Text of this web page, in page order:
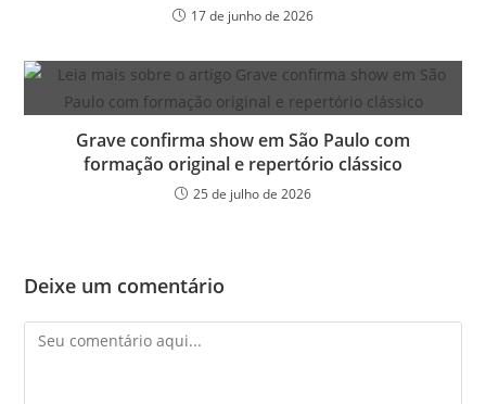
17 de junho de 2026
Grave confirma show em São Paulo com
formação original e repertório clássico
25 de julho de 2026
Deixe um comentário
Comentário